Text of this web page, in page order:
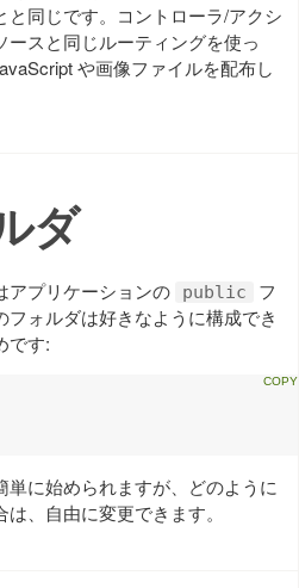
と同じです。コントローラ/アクシ
ースと同じルーティングを使っ
や画像ファイルを配布し
ダ
アプリケーションの public
フ
フォルダは好きなように構成でき
です:
単に始められますが、どのように
、自由に変更できます。